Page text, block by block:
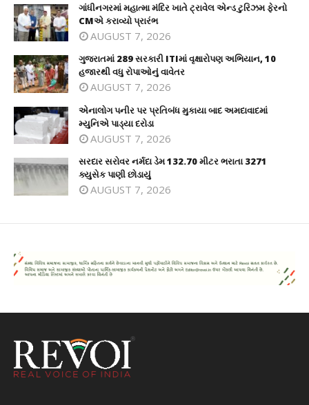
ગાંધીનગરમાં મહાત્મા મંદિર ખાતે ટ્રાવેલ એન્ડ ટુરિઝમ ફેરનો
CMએ કરાવ્યો પ્રારંભ
AUGUST 7, 2026
ગુજરાતમાં 289 સરકારી ITIમાં વૃક્ષારોપણ અભિયાન, 10
હજારથી વધુ રોપાઓનું વાવેતર
AUGUST 7, 2026
એનાલોગ પનીર પર પ્રતિબંધ મુકાયા બાદ અમદાવાદમાં
મ્યુનિએ પાડ્યા દરોડા
AUGUST 7, 2026
સરદાર સરોવર નર્મદા ડેમ 132.70 મીટર ભરાતા 3271
ક્યુસેક પાણી છોડાયું
AUGUST 7, 2026